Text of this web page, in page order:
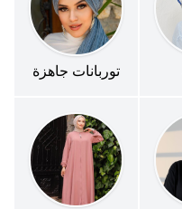
توربانات جاهزة